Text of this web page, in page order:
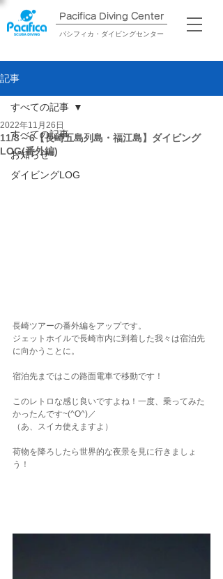
Pacifica Diving Center​
パシフィカ・ダイビングセンター
記事
すべての記事
お知らせ
ダイビングLOG
すべての記事
11/3～6【長崎五島列島・福江島】ダイビング
LOG(番外編)
2022年11月26日
長崎ツアーの番外編をアップです。
ジェットホイルで長崎市内に到着した我々は宿泊先
に向かうことに。
宿泊先まではこの路面電車で移動です！
このレトロな感じ良いですよね！一度、乗ってみた
かったんです~(^O^)／
（あ、スイカ使えますよ）
荷物を降ろしたら世界的な夜景を見に行きましょ
う！